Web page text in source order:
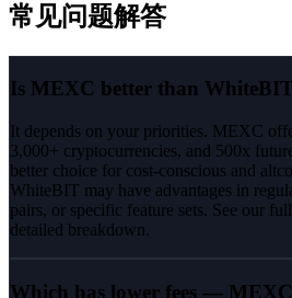
常见问题解答
Is MEXC better than
It depends on your priorities. MEXC
3,000+ cryptocurrencies, and 500x
better choice for cost-conscious and
WhiteBIT may have advantages in
pairs, or specific feature sets. See our
detailed breakdown.
Which has lower fees —